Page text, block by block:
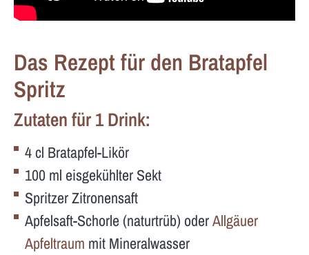
Das Rezept für den Bratapfel
Spritz
Zutaten für 1 Drink:
4 cl Bratapfel-Likör
100 ml eisgekühlter Sekt
Spritzer Zitronensaft
Apfelsaft-Schorle (naturtrüb) oderAllgäuer
Apfeltraum mit Mineralwasser